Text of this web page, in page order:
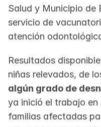
Salud y Municipio de
servicio de
atención
Resultados
niñas relevados, de
algún grado de
ya inició el trabajo
familias afectadas